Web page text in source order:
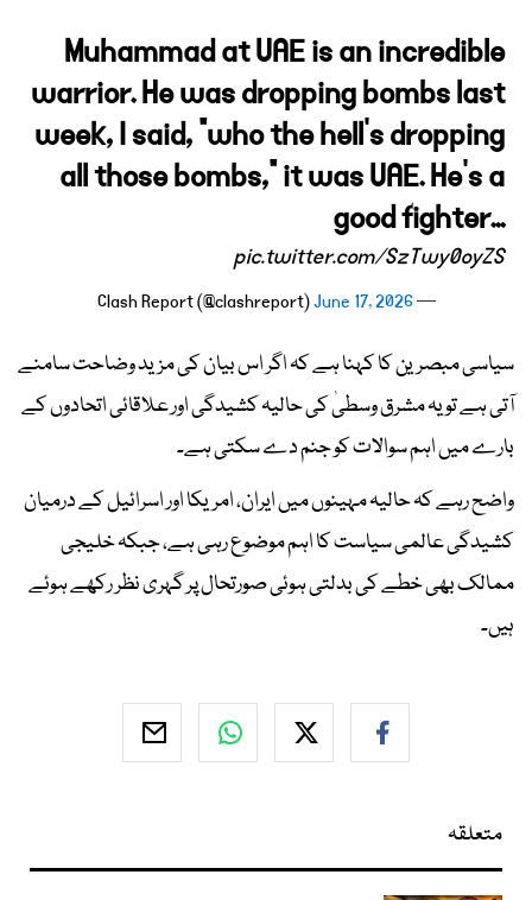
Muhammad at UAE is an incredible
warrior. He was dropping bombs last
week, I said, "who the hell's dropping
all those bombs," it was UAE. He's a
good fighter...
pic.twitter.com/SzTwy0oyZS
— Clash Report (@clashreport)
June 17, 2026
سیاسی مبصرین کا کہنا ہے کہ اگر اس بیان کی مزید وضاحت سامنے
آتی ہے تو یہ مشرق وسطیٰ کی حالیہ کشیدگی اور علاقائی اتحادوں کے
بارے میں اہم سوالات کو جنم دے سکتی ہے۔
واضح رہے کہ حالیہ مہینوں میں ایران، امریکا اور اسرائیل کے درمیان
کشیدگی عالمی سیاست کا اہم موضوع رہی ہے، جبکہ خلیجی
ممالک بھی خطے کی بدلتی ہوئی صورتحال پر گہری نظر رکھے ہوئے
ہیں۔
متعلقہ